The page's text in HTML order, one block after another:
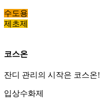
수도용
제초제
코스온
잔디 관리의 시작은 코스온!
입상수화제